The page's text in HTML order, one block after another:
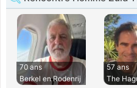
70 ans
Berkel en Rodenrij
57 ans
The